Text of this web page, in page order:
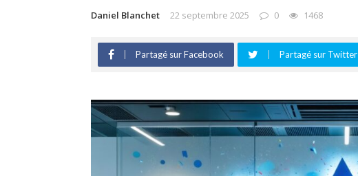
Daniel Blanchet 22 septembre 2025 0 1468
Partagé sur Facebook Partagé sur Twitter